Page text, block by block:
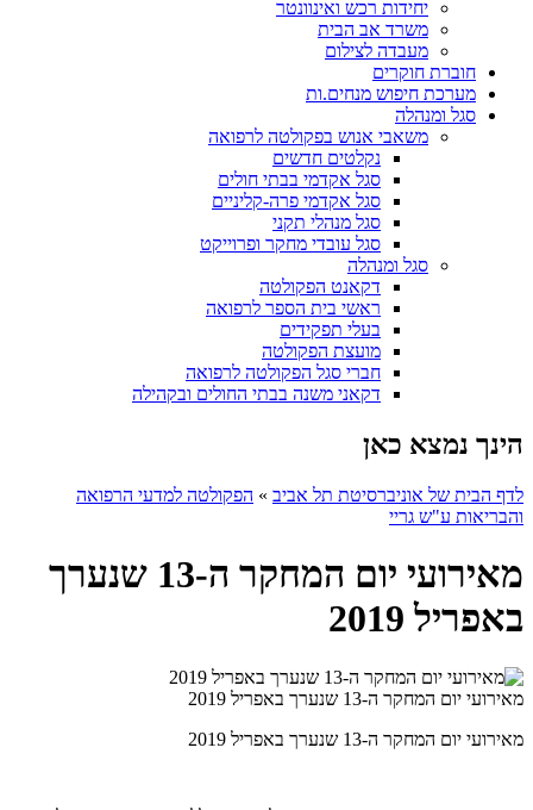
יחידות רכש ואינוונטר
משרד אב הבית
מעבדה לצילום
חוברת חוקרים
מערכת חיפוש מנחים.ות
סגל ומנהלה
משאבי אנוש בפקולטה לרפואה
נקלטים חדשים
סגל אקדמי בבתי חולים
סגל אקדמי פרה-קליניים
סגל מנהלי תקני
סגל עובדי מחקר ופרוייקט
סגל ומנהלה
דקאנט הפקולטה
ראשי בית הספר לרפואה
בעלי תפקידים
מועצת הפקולטה
חברי סגל הפקולטה לרפואה
דקאני משנה בבתי החולים ובקהילה
הינך נמצא כאן
לדף הבית של אוניברסיטת תל אביב » הפקולטה למדעי הרפואה
והבריאות ע"ש גריי
מאירועי יום המחקר ה-13 שנערך
באפריל 2019
מאירועי יום המחקר ה-13 שנערך באפריל 2019
מאירועי יום המחקר ה-13 שנערך באפריל 2019